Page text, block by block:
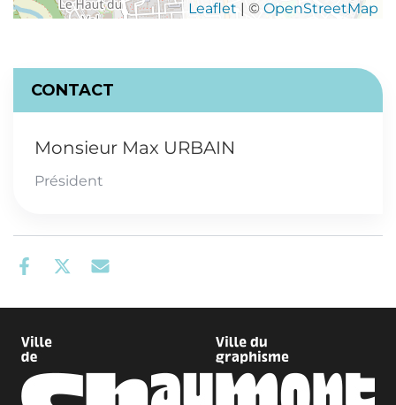
Leaflet | © OpenStreetMap
CONTACT
Monsieur Max URBAIN
Président